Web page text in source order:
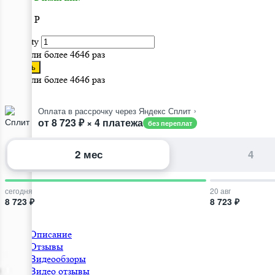
Р
Quantity
Заказали более 4646 раз
Купить
Заказали более 4646 раз
Оплата в рассрочку через Яндекс Сплит ›
от 8 723 ₽ × 4 платежа без переплат
2 мес 4
сегодня
8 723 ₽
20 авг
8 723 ₽
Описание
Отзывы
Видеообзоры
Видео отзывы